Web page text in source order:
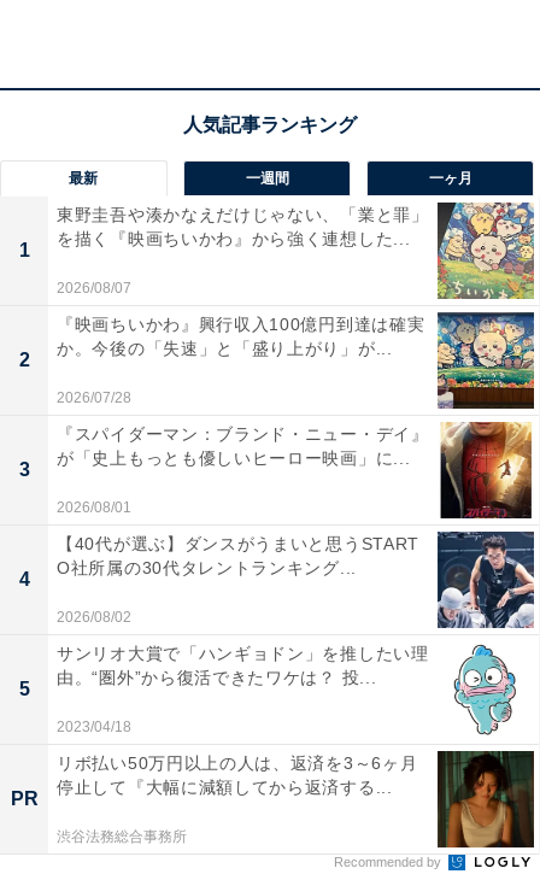
どで、沖縄の魅力をたくさん語られているからです（20
かんでくる印象があることと、しゃべり方が沖縄の人っ
ぽい印象でした（30代女性／長野県）」といったコメン
トが集まりました。
1位：具志堅用高
1位に輝いたのは、元プロボクサーの具志堅用高さん。
1955年6月26日生まれ、沖縄県石垣市出身です。
最新 一週間 一ヶ月
1
東野圭吾や湊かなえだけじゃない、「業と罪」
を描く『映画ちいかわ』から強く連想した...
2026/08/07
2
『映画ちいかわ』興行収入100億円到達は確実
か。今後の「失速」と「盛り上がり」が...
2026/07/28
3
『スパイダーマン：ブランド・ニュー・デイ』
が「史上もっとも優しいヒーロー映画」に...
2026/08/01
4
【40代が選ぶ】ダンスがうまいと思うSTART
O社所属の30代タレントランキング...
2026/08/02
5
サンリオ大賞で「ハンギョドン」を推したい理
由。“圏外”から復活できたワケは？ 投...
2023/04/18
PR
リボ払い50万円以上の人は、返済を3～6ヶ月
停止して『大幅に減額してから返済する...
渋谷法務総合事務所
Recommended by